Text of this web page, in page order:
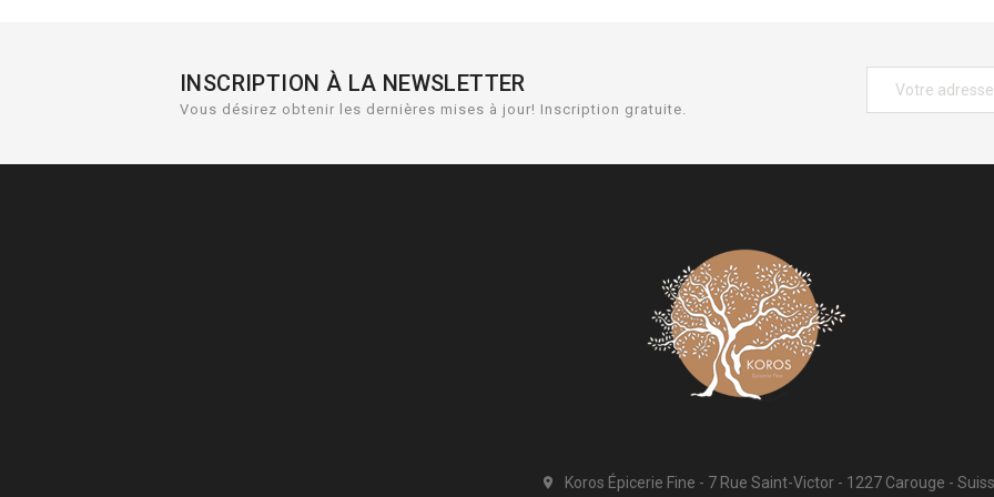
INSCRIPTION À LA NEWSLETTER
Vous désirez obtenir les dernières mises à jour! Inscription gratuite.
 Koros Épicerie Fine 7 Rue Saint-Victor 1227 Carouge